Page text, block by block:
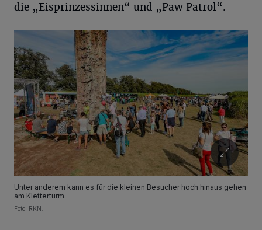
die „Eisprinzessinnen“ und „Paw Patrol“.
Unter anderem kann es für die kleinen Besucher hoch hinaus gehen
am Kletterturm.
Foto: RKN.